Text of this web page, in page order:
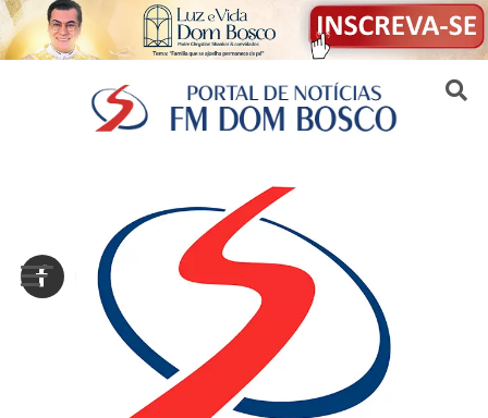
Sair da versão mobile